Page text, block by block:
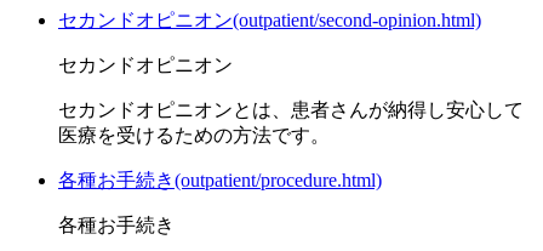
セカンドオピニオン(outpatient/second-opinion.html)
セカンドオピニオン
セカンドオピニオンとは、患者さんが納得し安⼼して
医療を受けるための⽅法です。
各種お手続き(outpatient/procedure.html)
各種お手続き